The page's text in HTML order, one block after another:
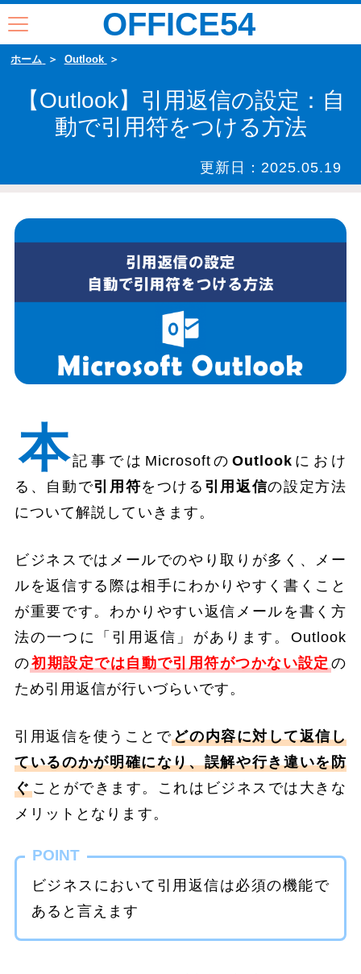
OFFICE54
ホーム Outlook
【Outlook】引用返信の設定：自
動で引用符をつける方法
更新日： 2025.05.19
本記事ではMicrosoftの Outlook におけ
る、自動で引用符をつける 引用返信の設定方法
について解説していきます。
ビジネスではメールでのやり取りが多く、メー
ルを返信する際は相手にわかりやすく書くこと
が重要です。わかりやすい返信メールを書く方
法の一つに「引用返信」があります。Outlook
の初期設定では自動で引用符がつかない設定 の
ため引用返信が行いづらいです。
引用返信を使うことでどの内容に対して返信し
ているのかが明確になり、誤解や行き違いを防
ぐことができます。これはビジネスでは大きな
メリットとなります。
POINT
ビジネスにおいて引用返信は必須の機能で
あると言えます